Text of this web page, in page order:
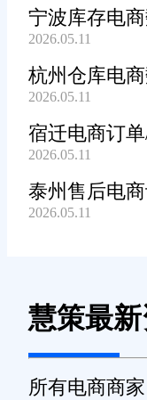
宁波库存电
2026.05.11
杭州仓库电
2026.05.11
宿迁电商订
2026.05.11
泰州售后电
2026.05.11
慧策最
所有电商商